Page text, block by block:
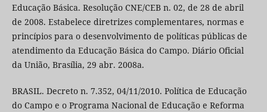
Educação Básica. Resolução CNE/CEB n. 02, de 28 de abril
de 2008. Estabelece diretrizes complementares, normas e
princípios para o desenvolvimento de políticas públicas de
atendimento da Educação Básica do Campo. Diário Oficial
da União, Brasília, 29 abr. 2008a.
BRASIL. Decreto n. 7.352, 04/11/2010. Política de Educação
do Campo e o Programa Nacional de Educação e Reforma